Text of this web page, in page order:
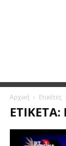
Αρχική Ετικέτες